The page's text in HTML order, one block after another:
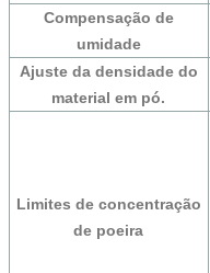
Compensação de
umidade
Ajuste da densidade do
material em pó.
Limites de concentração
de poeira